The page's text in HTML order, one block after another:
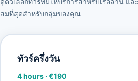
ดูตัวเลือกทัวร์ที่มีให้บริการสำหรับเรือลำนี้ แล
สมที่สุดสำหรับกลุ่มของคุณ
ทัวร์ครึ่งวัน
4 hours·€190